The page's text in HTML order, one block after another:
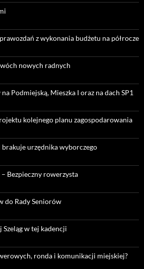
z wykonania budżetu na półrocze
nowych radnych
Podmiejską, Mieszka I oraz na dach SP1
kolejnego planu zagospodarowania
urzędnika wyborczego
Bezpieczny rowerzysta
do Rady Seniorów
w tej kadencji
ronda i komunikacji miejskiej?